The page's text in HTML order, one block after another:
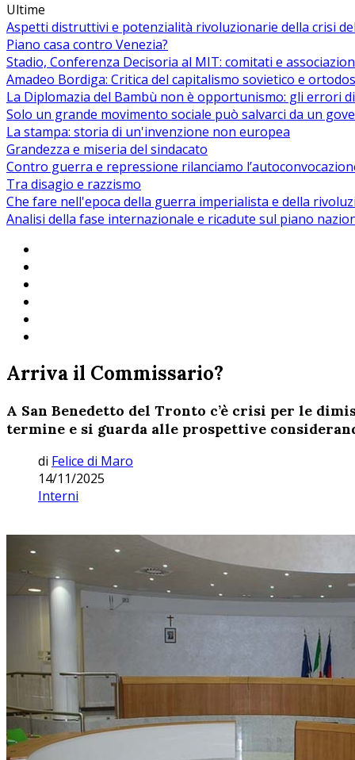
Ultime
Aspetti distruttivi e potenzialità rivoluzionarie della crisi
Piano casa contro Venezia?
Stadio, Conferenza Decisoria al MIT: comitati e
Amadeo Bordiga: Critica del capitalismo sovietico e
La Diplomazia del Bambù non è opportunismo: gli errori
Solo un grande movimento sociale può salvarci da un
La stampa: storia di un'invenzione non europea
Grandezza e miseria del sindacato
Contro guerra e repressione rilanciamo
Tra disagio e razzismo
Che fare nell'epoca della guerra imperialista e della
Analisi della fase internazionale e ricadute sul piano
Arriva il Commissario?
A San Benedetto del Tronto c’è crisi per le
termine e si guarda alle prospettive
di Felice di Maro
14/11/2025
Interni